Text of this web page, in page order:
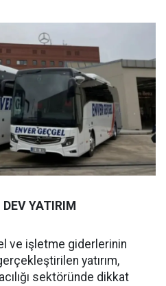
YATIRIM
ve işletme giderlerinin
yatırım,
sektöründe dikkat